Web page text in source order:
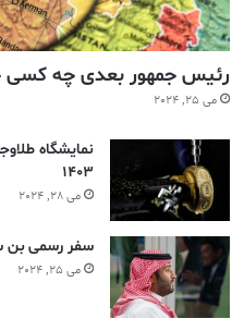
رئیس جمهور بعدی چه کسی
می 25, 2024
نمایشگاه
1403
می 28, 2024
سفر رسمی بن
می 25, 2024